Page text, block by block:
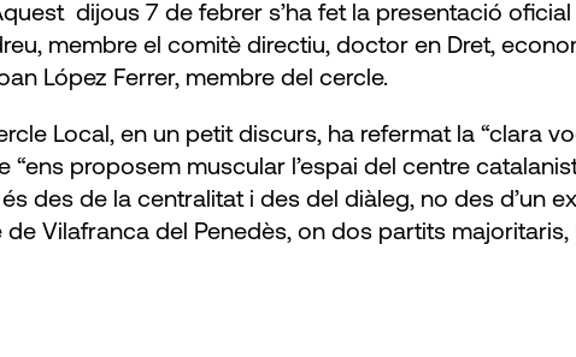
dijous 7 de febrer s’ha fet la presentació
membre el comitè directiu, doctor en Dret,
López Ferrer, membre del cercle.
Local, en un petit discurs, ha refermat la “clara
“ens proposem muscular l’espai del centre
des de la centralitat i des del diàleg, no des d’un
Vilafranca del Penedès, on dos partits